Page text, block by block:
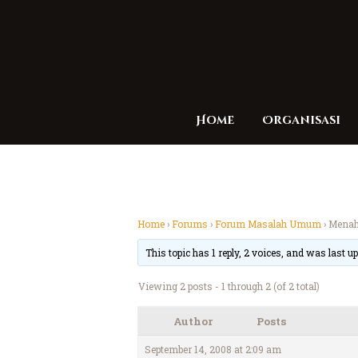
Home Organisasi
Home›Forums ›Forum Masalah Umum ›
This topic has 1 reply, 2 voices, and was last
Viewing 2 posts - 1 through 2 (of 2 total)
Author Posts
September 14, 2008 at 2:09 am